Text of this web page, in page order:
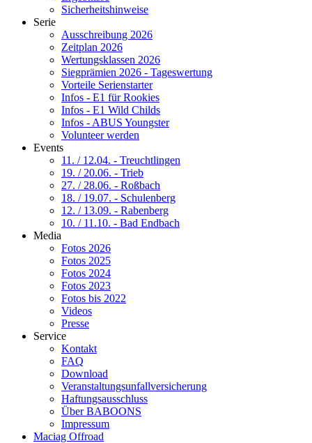
Sicherheitshinweise
Serie
Ausschreibung 2026
Zeitplan 2026
Wertungsklassen 2026
Siegprämien 2026 - Tageswertung
Vorteile Serienstarter
Infos - E1 für Rookies
Infos - E1 Wild Childs
Infos - ABUS Youngster
Volunteer werden
Events
11. / 12.04. - Treuchtlingen
19. / 20.06. - Trieb
27. / 28.06. - Roßbach
18. / 19.07. - Schulenberg
12. / 13.09. - Rabenberg
10. / 11.10. - Bad Endbach
Media
Fotos 2026
Fotos 2025
Fotos 2024
Fotos 2023
Fotos bis 2022
Videos
Presse
Service
Kontakt
FAQ
Download
Veranstaltungsunfallversicherung
Haftungsausschluss
Über BABOONS
Impressum
Maciag Offroad